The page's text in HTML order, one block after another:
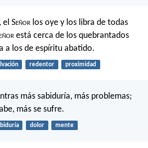
el Señor los oye y los libra de todas
eñor está cerca de los quebrantados
a los de espíritu abatido.
redentor proximidad
más sabiduría, más problemas;
más se sufre.
dolor mente